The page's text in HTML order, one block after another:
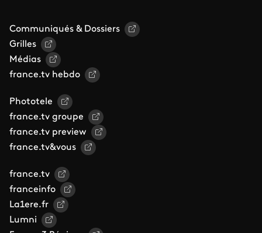
Communiqués & Dossiers
Grilles
Médias
france.tv hebdo
Phototele
france.tv groupe
france.tv preview
france.tv&vous
france.tv
franceinfo
La1ere.fr
Lumni